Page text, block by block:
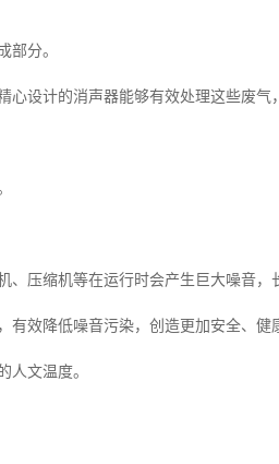
部分。
心设计的消声器能够有效处理这些废
压缩机等在运行时会产生巨大噪音，
效降低噪音污染，创造更加安全、健
人文温度。